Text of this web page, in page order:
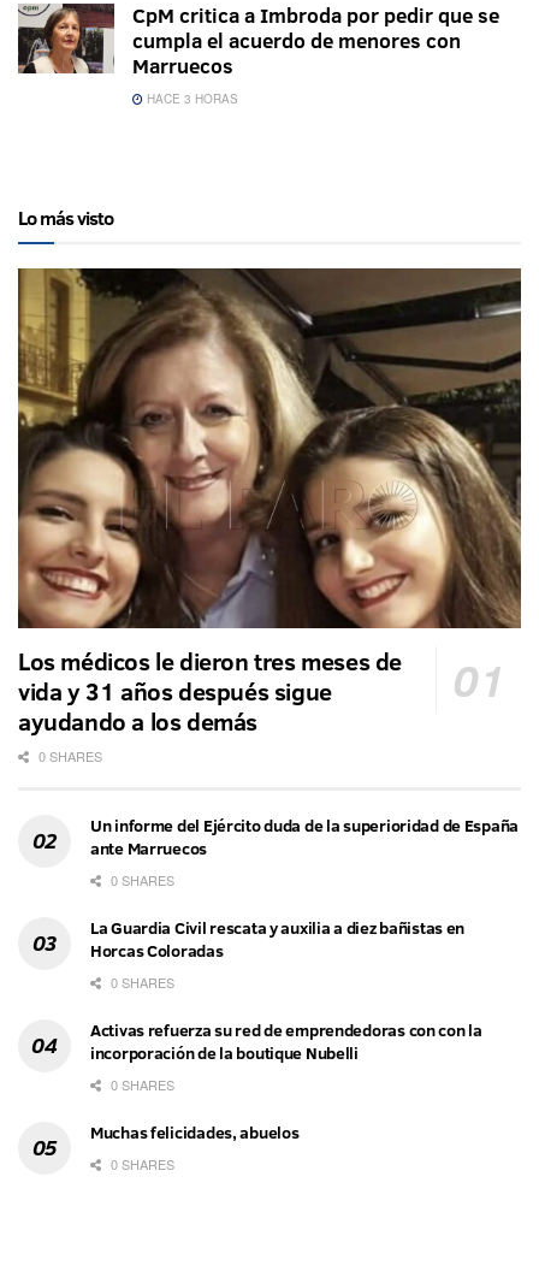
CpM critica a Imbroda por pedir que se
cumpla el acuerdo de menores con
Marruecos
HACE 3 HORAS
Lo más visto
Los médicos le dieron tres meses de
vida y 31 años después sigue
ayudando a los demás
0 SHARES
Un informe del Ejército duda de la superioridad de España
ante Marruecos
0 SHARES
La Guardia Civil rescata y auxilia a diez bañistas en
Horcas Coloradas
0 SHARES
Activas refuerza su red de emprendedoras con con la
incorporación de la boutique Nubelli
0 SHARES
Muchas felicidades, abuelos
0 SHARES